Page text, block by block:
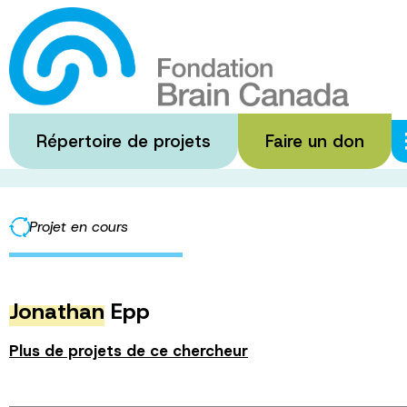
Passer
au
contenu
principal
Répertoire de projets Faire un don
Targeting
Accueil · Subventions financées Targeting Neuronal
Projet en cours
Jonathan Epp
Plus de projets de ce chercheur